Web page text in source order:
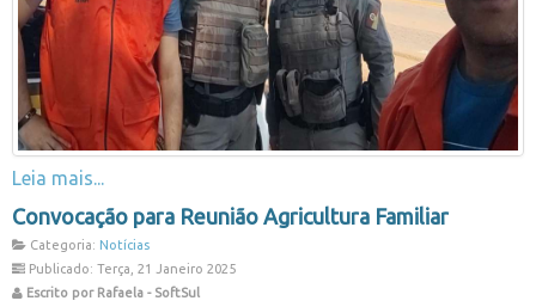
Leia mais...
Convocação para Reunião Agricultura Familiar
Categoria: Notícias
Publicado: Terça, 21 Janeiro 2025
Escrito por Rafaela - SoftSul